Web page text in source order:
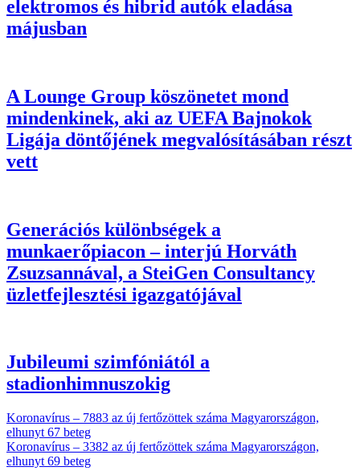
elektromos és hibrid autók eladása
májusban
A Lounge Group köszönetet mond
mindenkinek, aki az UEFA Bajnokok
Ligája döntőjének megvalósításában részt
vett
Generációs különbségek a
munkaerőpiacon – interjú Horváth
Zsuzsannával, a SteiGen Consultancy
üzletfejlesztési igazgatójával
Jubileumi szimfóniától a
stadionhimnuszokig
Koronavírus – 7883 az új fertőzöttek száma Magyarországon,
elhunyt 67 beteg
Koronavírus – 3382 az új fertőzöttek száma Magyarországon,
elhunyt 69 beteg